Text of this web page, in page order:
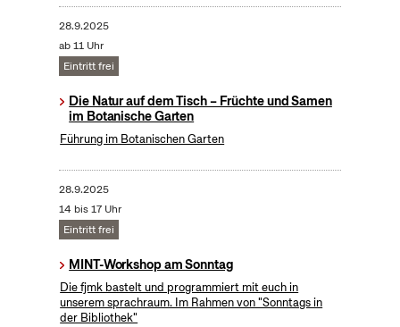
28.9.2025
ab 11 Uhr
Eintritt frei
Die Natur auf dem Tisch – Früchte und Samen
im Botanische Garten
Führung im Botanischen Garten
28.9.2025
14 bis 17 Uhr
Eintritt frei
MINT-Workshop am Sonntag
Die fjmk bastelt und programmiert mit euch in
unserem sprachraum. Im Rahmen von "Sonntags in
der Bibliothek"